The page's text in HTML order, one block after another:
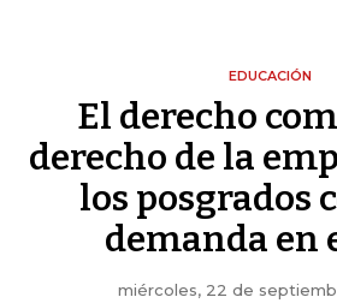
EDUCACIÓN
El derecho
derecho de la
los posgrados
demanda en
miércoles, 22 de